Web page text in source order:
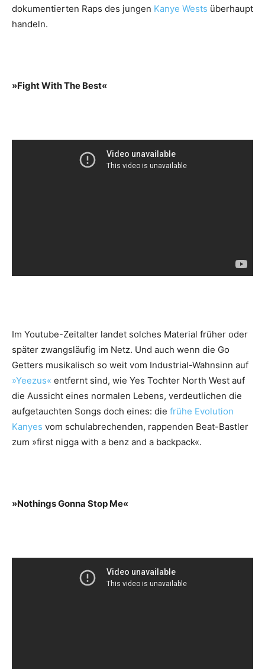
dokumentierten Raps des jungen Kanye Wests überhaupt
handeln.
»Fight With The Best«
Im Youtube-Zeitalter landet solches Material früher oder
später zwangsläufig im Netz. Und auch wenn die Go
Getters musikalisch so weit vom Industrial-Wahnsinn auf
»Yeezus« entfernt sind, wie Yes Tochter North West auf
die Aussicht eines normalen Lebens, verdeutlichen die
aufgetauchten Songs doch eines: die frühe Evolution
Kanyes vom schulabrechenden, rappenden Beat-Bastler
zum »first nigga with a benz and a backpack«.
»Nothings Gonna Stop Me«